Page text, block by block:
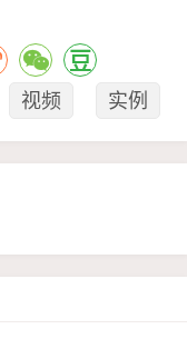
视频 实例